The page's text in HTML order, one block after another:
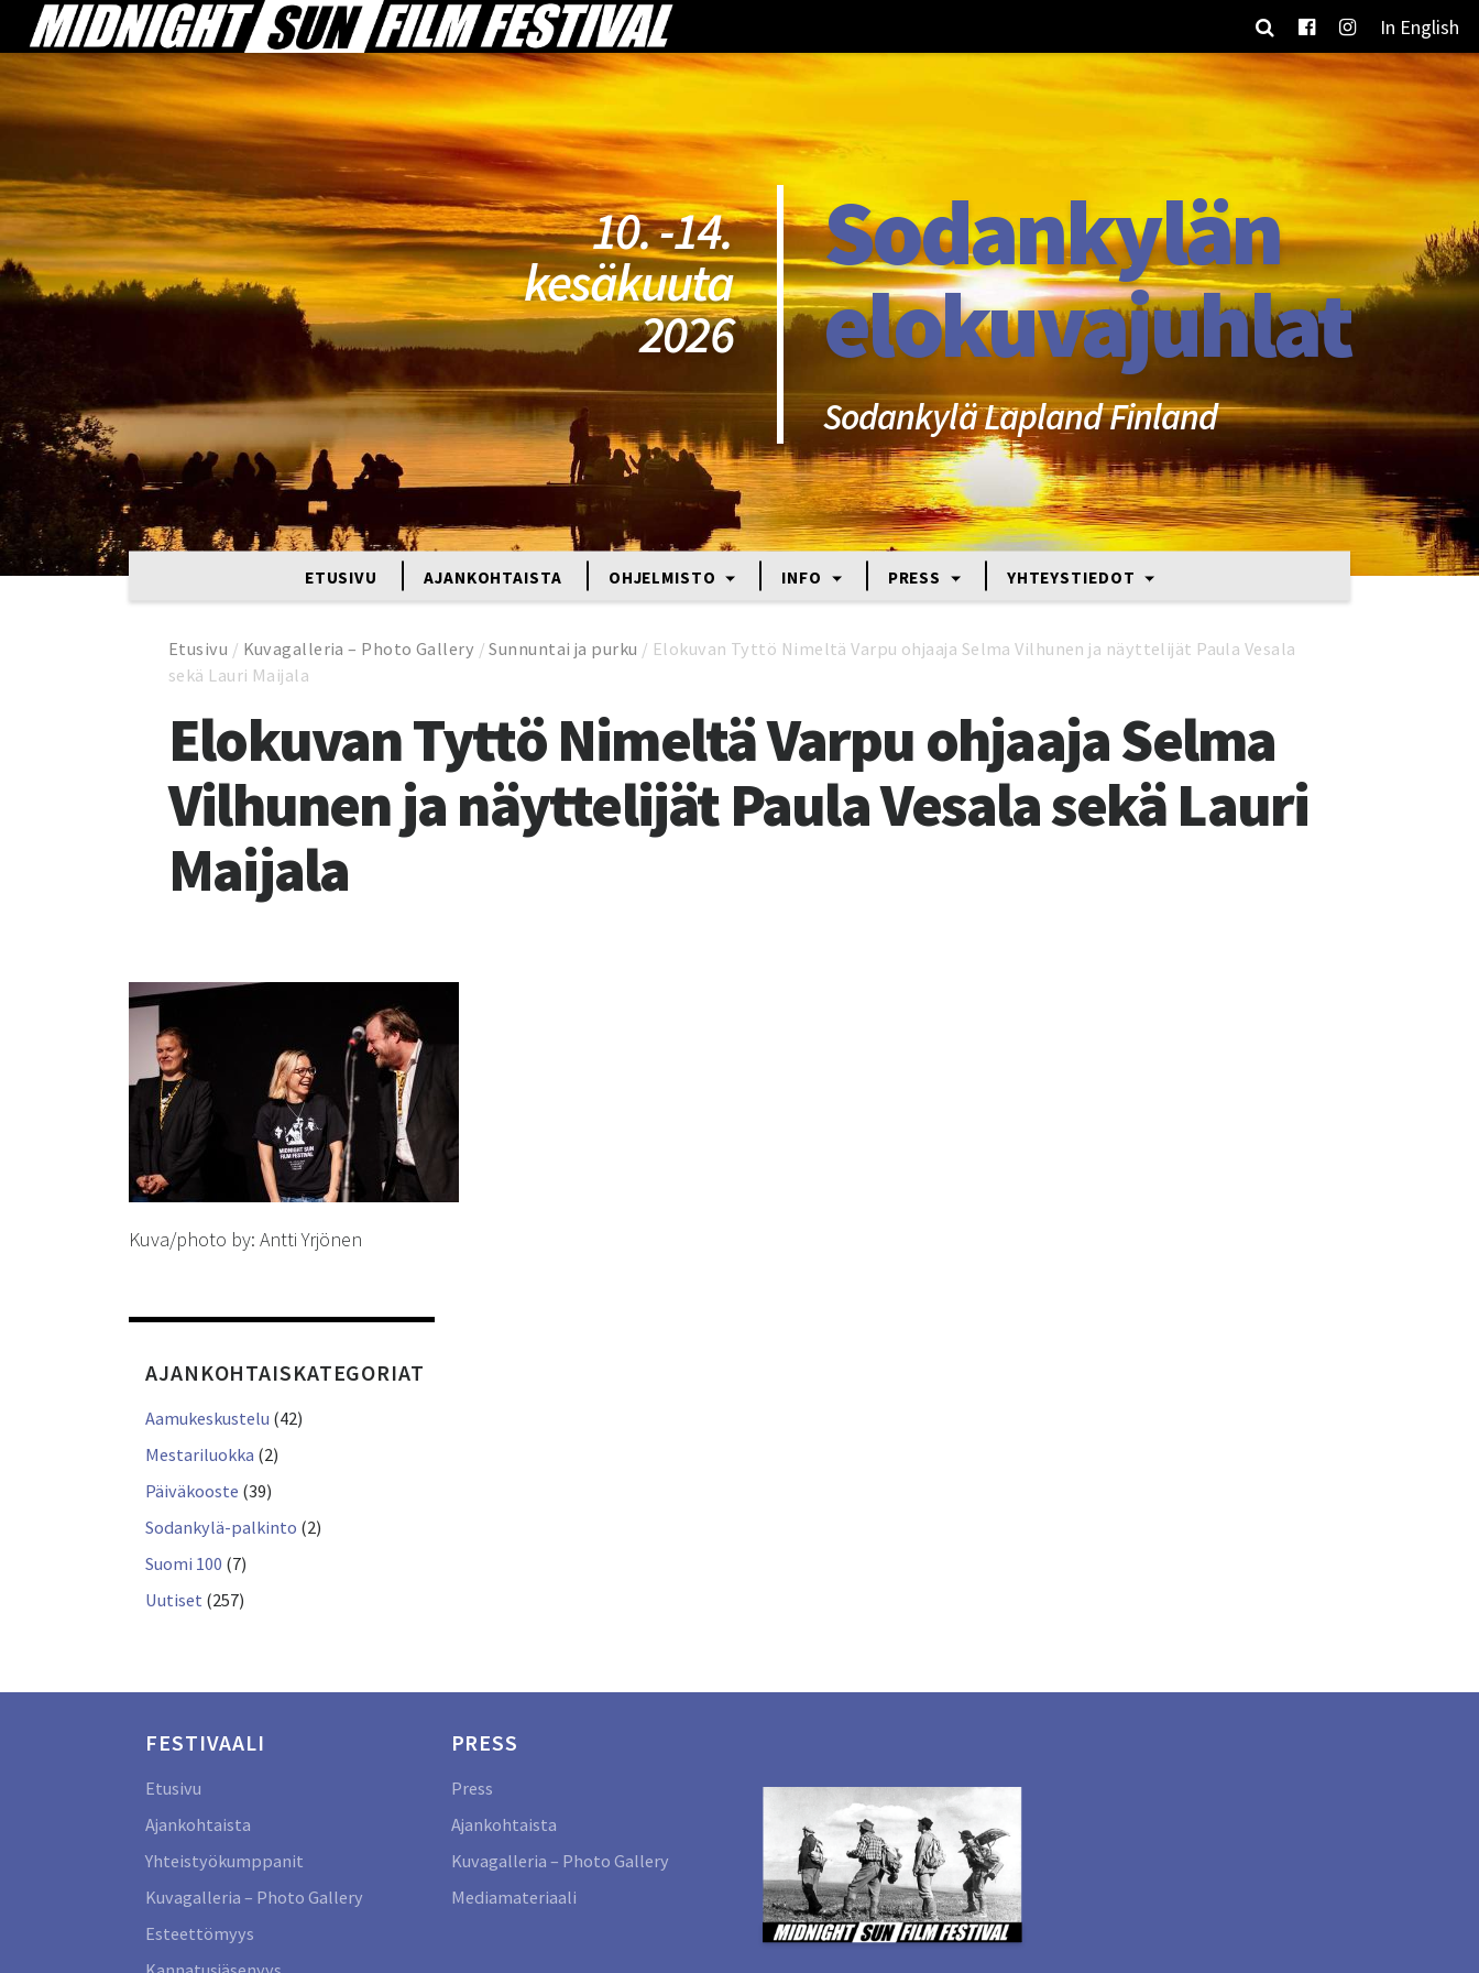
In English
10. -14.
kesäkuuta
2026
Sodankylän
elokuvajuhlat
Sodankylä Lapland Finland
ETUSIVU AJANKOHTAISTA OHJELMISTO INFO PRESS YHTEYSTIEDOT
Etusivu / Kuvagalleria – Photo Gallery /Sunnuntai ja purku / Elokuvan Tyttö Nimeltä Varpu ohjaaja Selma Vilhunen ja näyttelijät Paula Vesala
sekä Lauri Maijala
Elokuvan Tyttö Nimeltä Varpu ohjaaja Selma
Vilhunen ja näyttelijät Paula Vesala sekä Lauri
Maijala
Kuva/photo by: Antti Yrjönen
AJANKOHTAISKATEGORIAT
Aamukeskustelu (42)
Mestariluokka (2)
Päiväkooste (39)
Sodankylä-palkinto (2)
Suomi 100 (7)
Uutiset (257)
FESTIVAALI
Etusivu
Ajankohtaista
Yhteistyökumppanit
Kuvagalleria – Photo Gallery
Esteettömyys
PRESS
Press
Ajankohtaista
Kuvagalleria – Photo Gallery
Mediamateriaali